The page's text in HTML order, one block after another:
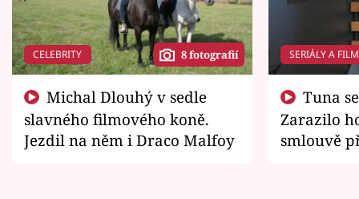
CELEBRITY 8 fotografií
slavného filmového koně.
Jezdil na něm i Draco Malfoy
SERIÁLY A
Zarazilo
smlouvě